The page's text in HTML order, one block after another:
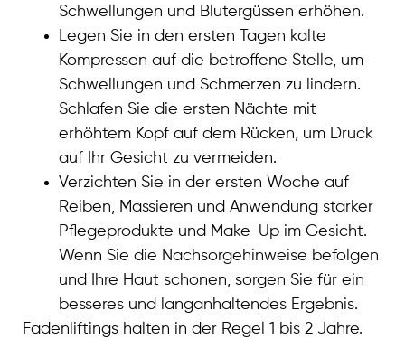
Schwellungen und Blutergüssen erhöhen.
Legen Sie in den ersten Tagen kalte
Kompressen auf die betroffene Stelle, um
Schwellungen und Schmerzen zu lindern.
Schlafen Sie die ersten Nächte mit
erhöhtem Kopf auf dem Rücken, um Druck
auf Ihr Gesicht zu vermeiden.
Verzichten Sie in der ersten Woche auf
Reiben, Massieren und Anwendung starker
Pflegeprodukte und Make-Up im Gesicht.
Wenn Sie die Nachsorgehinweise befolgen
und Ihre Haut schonen, sorgen Sie für ein
besseres und langanhaltendes Ergebnis.
Fadenliftings halten in der Regel 1 bis 2 Jahre.